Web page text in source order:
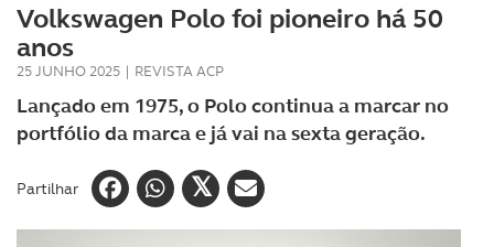
Volkswagen Polo foi pioneiro há 50
anos
25 JUNHO 2025 | REVISTA ACP
Lançado em 1975, o Polo continua a marcar no
portfólio da marca e já vai na sexta geração.
Partilhar